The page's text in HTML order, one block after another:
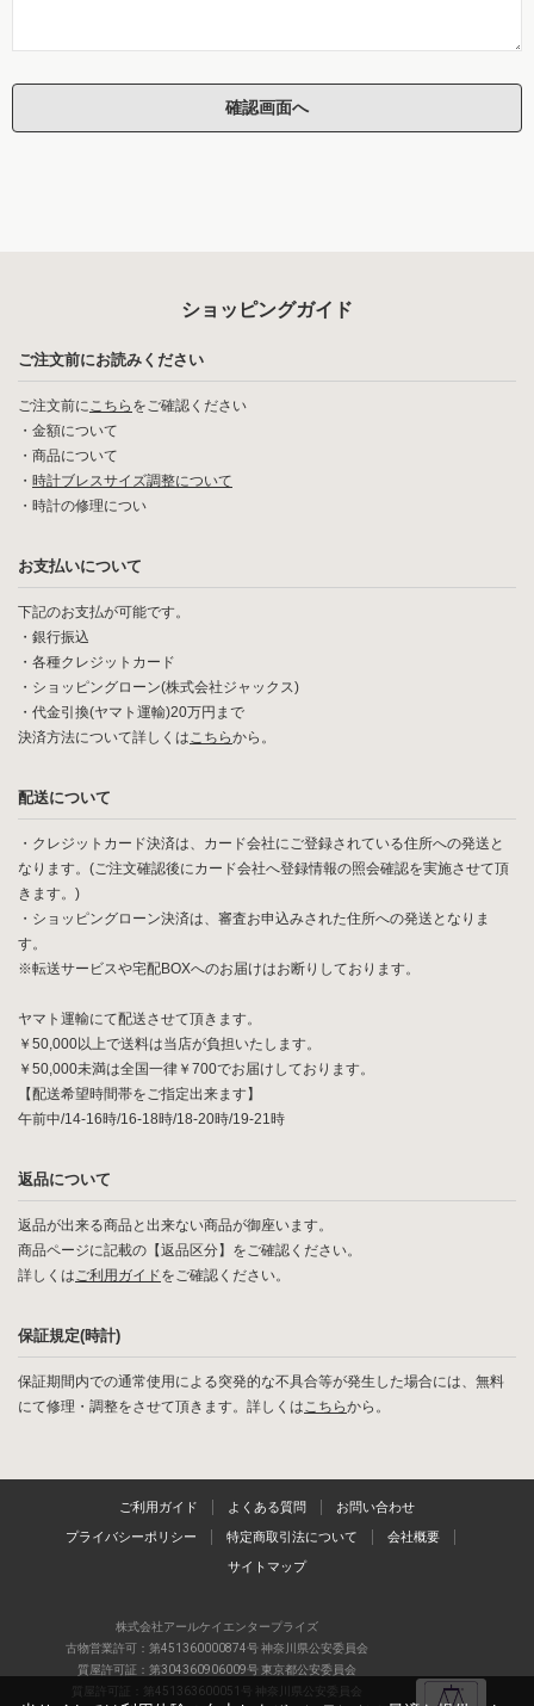
ショッピングガイド
ご注文前にお読みください
ご注文前にこちら をご確認ください
・ 金額について
・ 商品について
・ 時計ブレスサイズ調整について
・ 時計の修理につい
お支払いについて
下記のお支払が可能です。
・銀行振込
・各種クレジットカード
・ショッピングローン(株式会社ジャックス)
・代金引換(ヤマト運輸)20万円まで
決済方法について詳しくはこちらから。
配送について
・クレジットカード決済は、カード会社にご登録されている住所への発送と
なります。(ご注文確認後にカード会社へ登録情報の照会確認を実施させて頂
きます。)
・ショッピングローン決済は、審査お申込みされた住所への発送となりま
す。
※転送サービスや宅配BOXへのお届けはお断りしております。
ヤマト運輸にて配送させて頂きます。
￥50,000以上で送料は当店が負担いたします。
￥50,000未満は全国一律￥700でお届けしております。
【配送希望時間帯をご指定出来ます】
午前中/14-16時/16-18時/18-20時/19-21時
返品について
返品が出来る商品と出来ない商品が御座います。
商品ページに記載の【返品区分】をご確認ください。
詳しくはご利用ガイドをご確認ください。
保証規定(時計)
保証期間内での通常使用による突発的な不具合等が発生した場合には、無料
にて修理・調整をさせて頂きます。詳しくはこちらから。
ご利用ガイド よくある質問 お問い合わせ
プライバシーポリシー 特定商取引法について 会社概要
サイトマップ
株式会社アールケイエンタープライズ
古物営業許可：第451360000874号 神奈川県公安委員会
質屋許可証：第304360906009号 東京都公安委員会
質屋許可証：第451363600051号 神奈川県公安委員会